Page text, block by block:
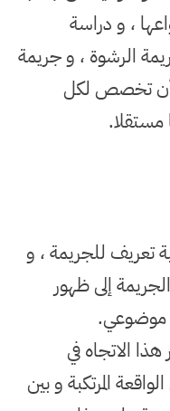
، و دراسة
الرشوة ، و جريمة
أن تخصص لكل
.
تعريف للجريمة ، و
إلى ظهور
موضوعي.
الاتجاه في
المرتكبة و بين